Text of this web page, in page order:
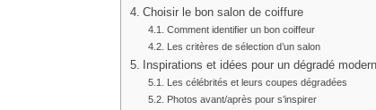
Choisir le bon salon de coiffure
Comment identifier un bon coiffeur
Les critères de sélection d’un salon
Inspirations et idées pour un dégradé
Les célébrités et leurs coupes dégradées
Photos avant/après pour s’inspirer